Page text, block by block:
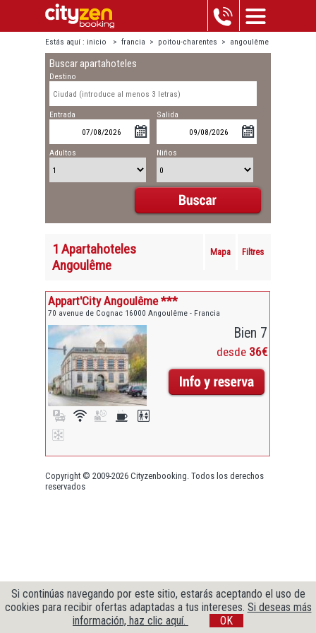
Estás aquí : inicio > francia > poitou-charentes > angoulême
Buscar apartahoteles
Destino
Entrada Salida
Adultos Niños
1 Apartahoteles
Angoulême
Mapa Filtres
Appart'City Angoulême ***
70 avenue de Cognac 16000 Angoulême - Francia
Bien 7
desde 36€
Copyright © 2009-2026 Cityzenbooking. Todos los derechos
reservados
Si continúas navegando por este sitio, estarás aceptando el uso de
cookies para recibir ofertas adaptadas a tus intereses. Si deseas más
información, haz clic aquí.
OK